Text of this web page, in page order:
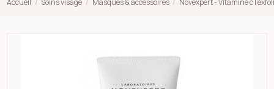
Accueil Soins visage Masques & accessoires Novexpert - Vitamine c